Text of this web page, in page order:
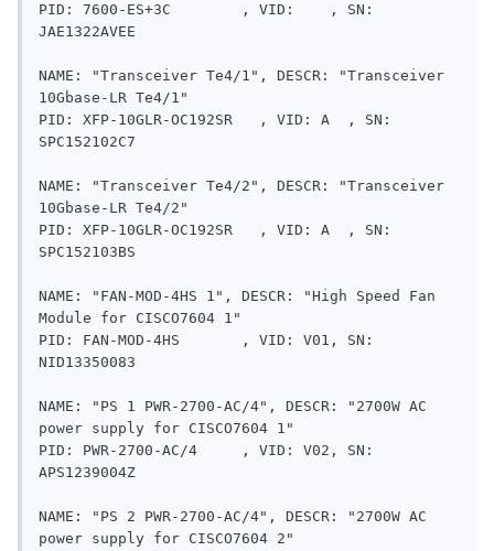
PID: 7600-ES+3C        , VID:    , SN:
JAE1322AVEE
NAME: "Transceiver Te4/1", DESCR: "Transceiver
10Gbase-LR Te4/1"
PID: XFP-10GLR-OC192SR   , VID: A  , SN:
SPC152102C7
NAME: "Transceiver Te4/2", DESCR: "Transceiver
10Gbase-LR Te4/2"
PID: XFP-10GLR-OC192SR   , VID: A  , SN:
SPC152103BS
NAME: "FAN-MOD-4HS 1", DESCR: "High Speed Fan
Module for CISCO7604 1"
PID: FAN-MOD-4HS       , VID: V01, SN:
NID13350083
NAME: "PS 1 PWR-2700-AC/4", DESCR: "2700W AC
power supply for CISCO7604 1"
PID: PWR-2700-AC/4     , VID: V02, SN:
APS1239004Z
NAME: "PS 2 PWR-2700-AC/4", DESCR: "2700W AC
power supply for CISCO7604 2"